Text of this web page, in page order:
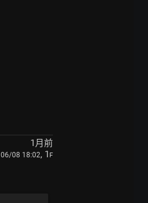
1月前
06/08 18:02, 1 F